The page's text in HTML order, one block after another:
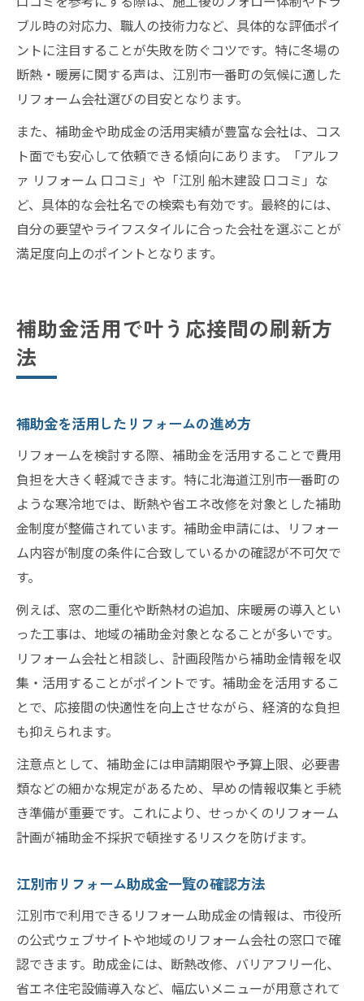
ブル時の対応力、職人の技術力など、具体的な評価ポイ
ントに注目することが失敗を防ぐコツです。特に冬場の
断熱・暖房に関する声は、江別市一番町の気候に適した
リフォーム会社選びの目安となります。
また、補助金や助成金の活用実績が豊富な会社は、コス
ト面でも安心して依頼できる傾向にあります。「アルフ
ァ リフォーム 口コミ」や「江別 船木建設 口コミ」な
ど、具体的な会社名での検索も有効です。最終的には、
自分の要望やライフスタイルに合った会社を選ぶことが
満足度向上のポイントとなります。
補助金活用で叶う応接間の刷新方
法
補助金を活用したリフォームの進め方
リフォームを検討する際、補助金を活用することで費用
負担を大きく軽減できます。特に北海道江別市一番町の
ような寒冷地では、断熱や省エネ改修を対象とした補助
金制度が整備されています。補助金申請には、リフォー
ム内容が制度の条件に合致しているかの確認が不可欠で
す。
例えば、窓の二重化や断熱材の追加、床暖房の導入とい
った工事は、地域の補助金対象となることが多いです。
リフォーム会社と相談し、計画段階から補助金情報を収
集・活用することがポイントです。補助金を活用するこ
とで、応接間の快適性を向上させながら、経済的な負担
も抑えられます。
注意点として、補助金には申請期限や予算上限、必要書
類などの細かな規定があるため、早めの情報収集と手続
き準備が重要です。これにより、せっかくのリフォーム
計画が補助金不採択で頓挫するリスクを防げます。
江別市リフォーム助成金一覧の確認方法
江別市で利用できるリフォーム助成金の情報は、市役所
の公式ウェブサイトや地域のリフォーム会社の窓口で確
認できます。助成金には、断熱改修、バリアフリー化、
省エネ住宅設備導入など、幅広いメニューが用意されて